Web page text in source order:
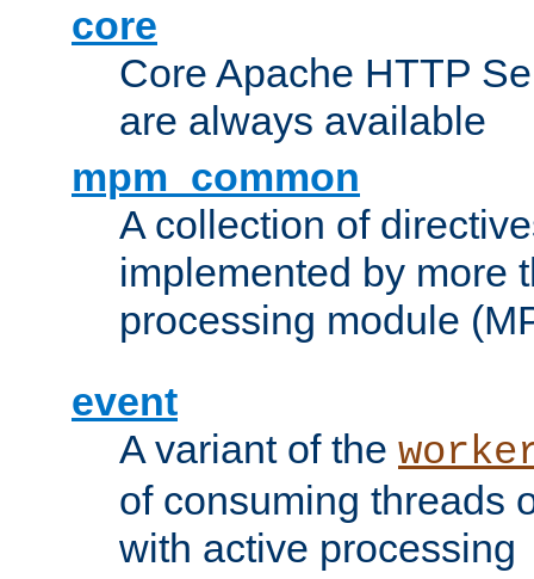
core
Core Apache HTTP
are always available
mpm_common
A collection of
implemented by more
processing module
event
A variant of the
of consuming threads
with active processing